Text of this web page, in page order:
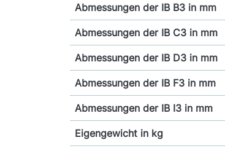
Abmessungen der IB B3 in mm
Abmessungen der IB C3 in mm
Abmessungen der IB D3 in mm
Abmessungen der IB F3 in mm
Abmessungen der IB I3 in mm
Eigengewicht in kg